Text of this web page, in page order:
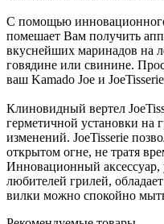
С помощью
помешает Вам получить
вкуснейших маринадов на
говядине или свинине.
ваш Kamado Joe и
Клиновидный вертел
герметичной установки на
изменений. JoeTisserie
открытом огне, не тратя
Инновационный
любителей грилей,
вилки можно спокойно